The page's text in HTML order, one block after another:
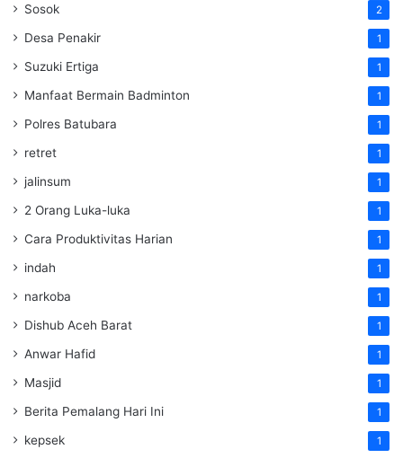
Sosok 2
Desa Penakir 1
Suzuki Ertiga 1
Manfaat Bermain Badminton 1
Polres Batubara 1
retret 1
jalinsum 1
2 Orang Luka-luka 1
Cara Produktivitas Harian 1
indah 1
narkoba 1
Dishub Aceh Barat 1
Anwar Hafid 1
Masjid 1
Berita Pemalang Hari Ini 1
kepsek 1